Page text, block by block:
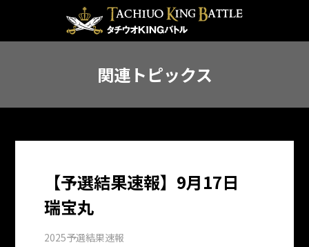
関連トピックス
【予選結果速報】9月17日
瑞宝丸
2025予選結果速報